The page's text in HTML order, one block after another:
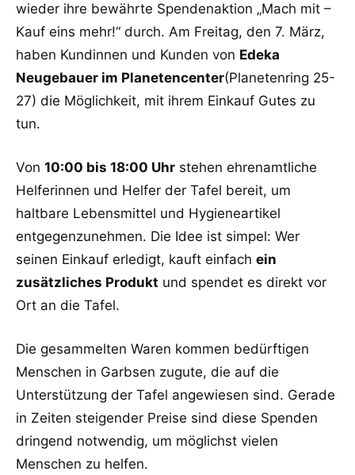
wieder ihre bewährte Spendenaktion „Mach mit –
Kauf eins mehr!“ durch. Am Freitag, den 7. März,
haben Kundinnen und Kunden von Edeka
Neugebauer im Planetencenter(Planetenring 25-
27) die Möglichkeit, mit ihrem Einkauf Gutes zu
tun.
Von 10:00 bis 18:00 Uhr stehen ehrenamtliche
Helferinnen und Helfer der Tafel bereit, um
haltbare Lebensmittel und Hygieneartikel
entgegenzunehmen. Die Idee ist simpel: Wer
seinen Einkauf erledigt, kauft einfach ein
zusätzliches Produkt und spendet es direkt vor
Ort an die Tafel.
Die gesammelten Waren kommen bedürftigen
Menschen in Garbsen zugute, die auf die
Unterstützung der Tafel angewiesen sind. Gerade
in Zeiten steigender Preise sind diese Spenden
dringend notwendig, um möglichst vielen
Menschen zu helfen.